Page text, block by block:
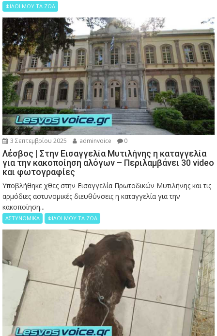
ΦΙΛΟΙ ΜΟΥ ΤΑ ΖΩΑ
3 Σεπτεμβρίου 2025 adminvoice 0
Λέσβος | Στην Εισαγγελία Μυτιλήνης η καταγγελία
για την κακοποίηση αλόγων – Περιλαμβάνει 30 video
και φωτογραφίες
Υποβλήθηκε χθες στην Εισαγγελία Πρωτοδικών Μυτιλήνης και τις
αρμόδιες αστυνομικές διευθύνσεις η καταγγελία για την
κακοποίηση...
ΑΣΤΥΝΟΜΙΚΑ ΦΙΛΟΙ ΜΟΥ ΤΑ ΖΩΑ